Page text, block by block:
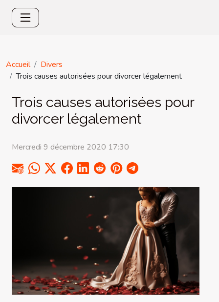
Accueil
Divers
Trois causes autorisées pour divorcer légalement
Trois causes autorisées pour
divorcer légalement
Mercredi 9 décembre 2020 17:30